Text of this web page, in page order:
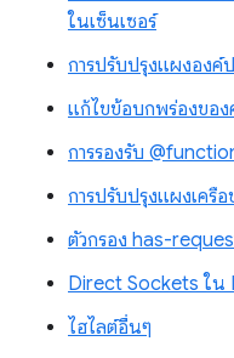
ในเซ็นเซอร์
การปรับปรุงแผงองค์
แก้ไขข้อบกพร่องขอ
การรองรับ
การปรับปรุงแผงเครือ
ตัวกรอง has-
Direct Sockets ใน
ไฮไลต์อื่นๆ